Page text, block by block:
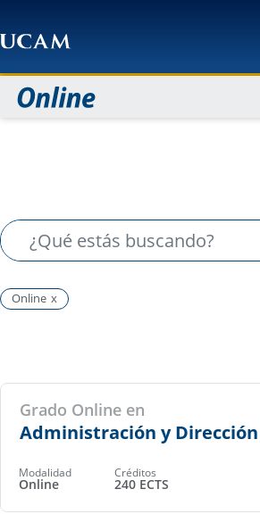
Online
Grado Online en
Administración y
Modalidad
Online
Créditos
240 ECTS